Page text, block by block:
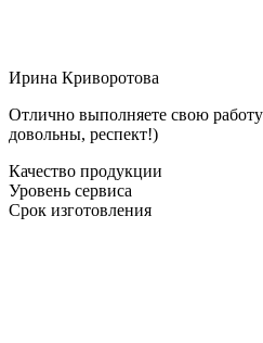
Ирина Криворотова
Отлично выполняете свою
довольны, респект!)
Качество продукции
Уровень сервиса
Срок изготовления